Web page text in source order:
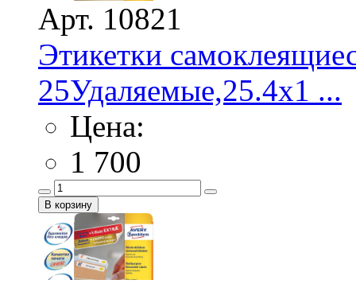
Арт. 10821
Этикетки
25Удаляемые,25.4х1 ...
Цена:
1 700